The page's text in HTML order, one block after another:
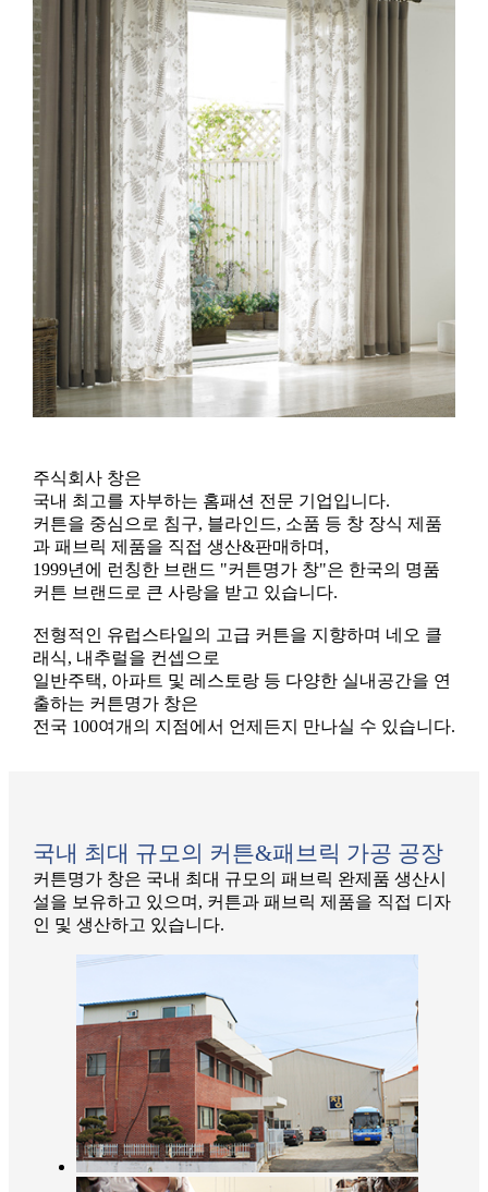
주식회사 창은
국내 최고를 자부하는 홈패션 전문 기업입니다.
커튼을 중심으로 침구, 블라인드, 소품 등 창 장식 제품
과 패브릭 제품을 직접 생산&판매하며,
1999년에 런칭한 브랜드 "커튼명가 창"은 한국의 명품
커튼 브랜드로 큰 사랑을 받고 있습니다.
전형적인 유럽스타일의 고급 커튼을 지향하며 네오 클
래식, 내추럴을 컨셉으로
일반주택, 아파트 및 레스토랑 등 다양한 실내공간을 연
출하는 커튼명가 창은
전국 100여개의 지점에서 언제든지 만나실 수 있습니다.
국내 최대 규모의 커튼&패브릭 가공 공장
커튼명가 창은 국내 최대 규모의 패브릭 완제품 생산시
설을 보유하고 있으며, 커튼과 패브릭 제품을 직접 디자
인 및 생산하고 있습니다.